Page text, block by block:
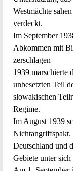
Westmächte
verdeckt.
Im September
Abkommen mit
zerschlagen
1939 marschierte
unbesetzten Teil
slowakischen
Regime.
Im August 1939
Nichtangriffspakt.
Deutschland und
Gebiete unter sich